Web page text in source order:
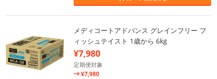
メディコートアドバンス グレインフリー フ
ィッシュテイスト 1歳から 6kg
¥7,980
定期便対象
¥7,980